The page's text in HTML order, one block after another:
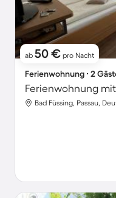
ab 50 € pro Nacht
Ferienwohnung ∙ 2
Ferienwohnung
Bad Füssing, Passau,